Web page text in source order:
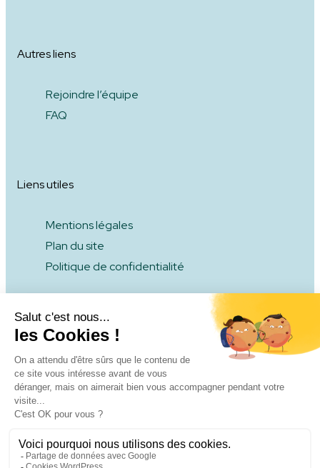
Autres liens
Rejoindre l’équipe
FAQ
Liens utiles
Mentions légales
Plan du site
Politique de confidentialité
COMMENT S’ENGAGER
NOUS CONTACTER